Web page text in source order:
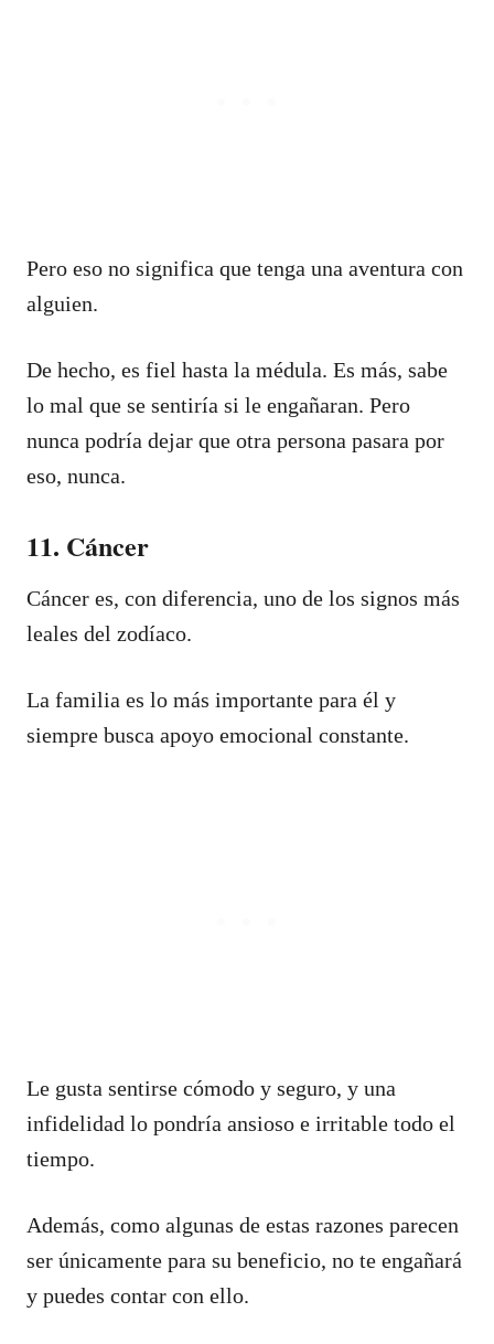
Pero eso no significa que tenga una aventura con
alguien.
De hecho, es fiel hasta la médula. Es más, sabe
lo mal que se sentiría si le engañaran. Pero
nunca podría dejar que otra persona pasara por
eso, nunca.
11. Cáncer
Cáncer es, con diferencia, uno de los signos más
leales del zodíaco.
La familia es lo más importante para él y
siempre busca apoyo emocional constante.
Le gusta sentirse cómodo y seguro, y una
infidelidad lo pondría ansioso e irritable todo el
tiempo.
Además, como algunas de estas razones parecen
ser únicamente para su beneficio, no te engañará
y puedes contar con ello.